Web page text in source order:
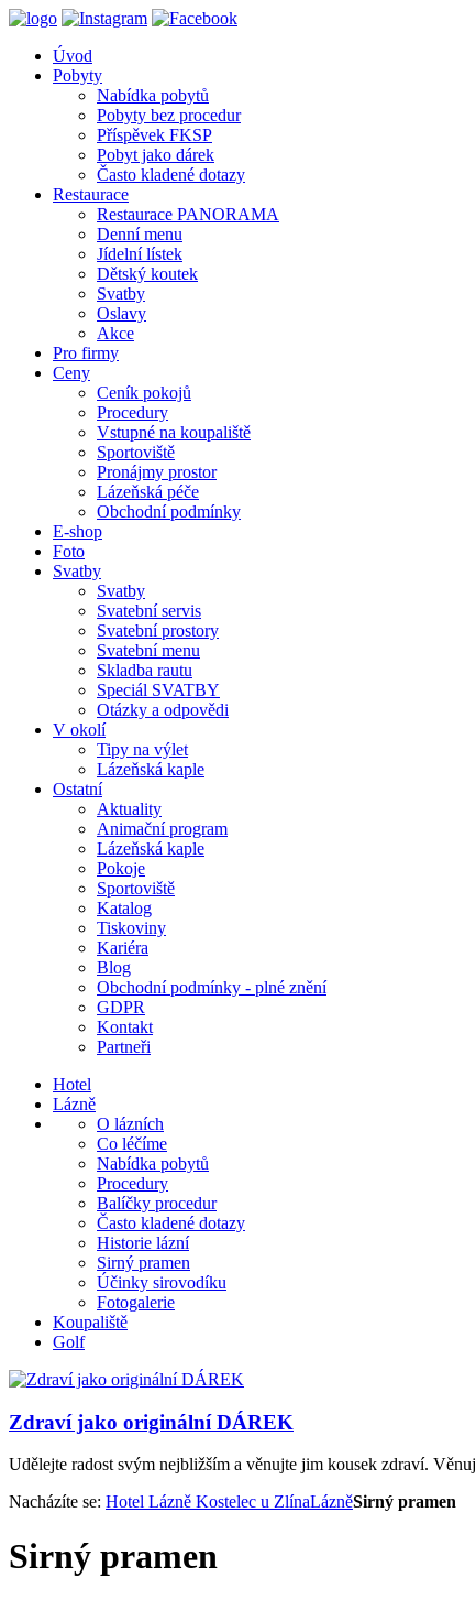
Úvod
Pobyty
Nabídka pobytů
Pobyty bez procedur
Příspěvek FKSP
Pobyt jako dárek
Často kladené dotazy
Restaurace
Restaurace PANORAMA
Denní menu
Jídelní lístek
Dětský koutek
Svatby
Oslavy
Akce
Pro firmy
Ceny
Ceník pokojů
Procedury
Vstupné na koupaliště
Sportoviště
Pronájmy prostor
Lázeňská péče
Obchodní podmínky
E-shop
Foto
Svatby
Svatby
Svatební servis
Svatební prostory
Svatební menu
Skladba rautu
Speciál SVATBY
Otázky a odpovědi
V okolí
Tipy na výlet
Lázeňská kaple
Ostatní
Aktuality
Animační program
Lázeňská kaple
Pokoje
Sportoviště
Katalog
Tiskoviny
Kariéra
Blog
Obchodní podmínky - plné znění
GDPR
Kontakt
Partneři
Hotel
Lázně
O lázních
Co léčíme
Nabídka pobytů
Procedury
Balíčky procedur
Často kladené dotazy
Historie lázní
Sirný pramen
Účinky sirovodíku
Fotogalerie
Koupaliště
Golf
Zdraví jako originální DÁREK
Udělejte radost svým nejbližším a věnujte jim kousek zdraví.
Nacházíte se: Hotel Lázně Kostelec u ZlínaLázněSirný pramen
Sirný pramen